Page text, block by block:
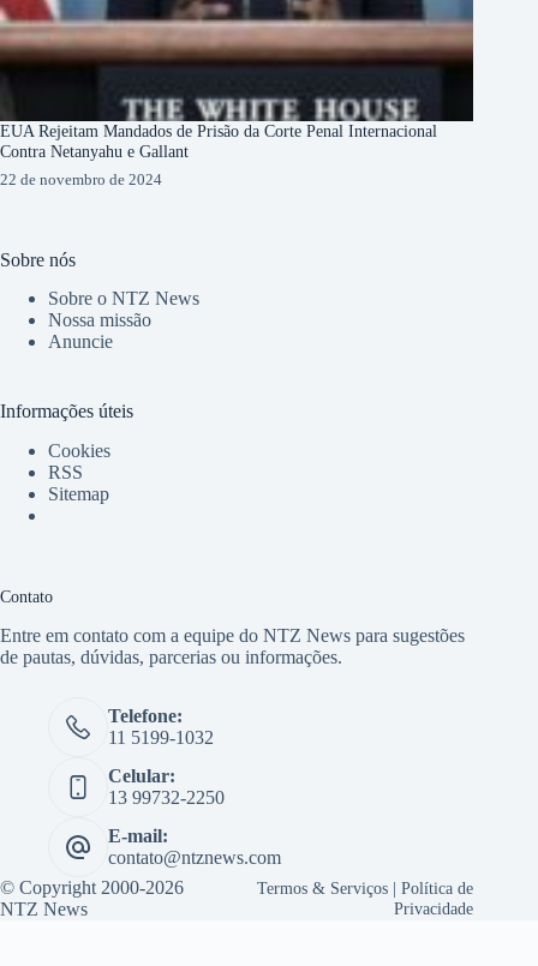
EUA Rejeitam Mandados de Prisão da Corte Penal Internacional
Contra Netanyahu e Gallant
22 de novembro de 2024
Sobre nós
Sobre o NTZ News
Nossa missão
Anuncie
Informações úteis
Cookies
RSS
Sitemap
Contato
Entre em contato com a equipe do NTZ News para sugestões
de pautas, dúvidas, parcerias ou informações.
Telefone:
11 5199-1032
Celular:
13 99732-2250
E-mail:
contato@ntznews.com
© Copyright 2000-2026
NTZ News
Termos & Serviços |Política de
Privacidade